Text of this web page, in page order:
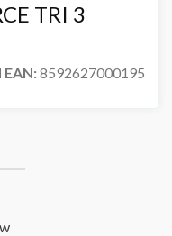
TRI 3
EAN:8592627000195